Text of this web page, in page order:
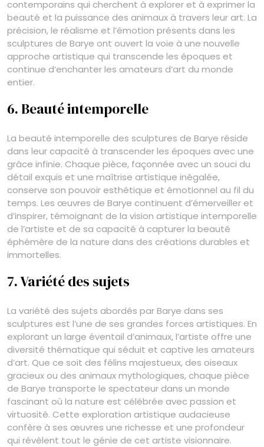
contemporains qui cherchent à explorer et à exprimer la
beauté et la puissance des animaux à travers leur art. La
précision, le réalisme et l’émotion présents dans les
sculptures de Barye ont ouvert la voie à une nouvelle
approche artistique qui transcende les époques et
continue d’enchanter les amateurs d’art du monde
entier.
6. Beauté intemporelle
La beauté intemporelle des sculptures de Barye réside
dans leur capacité à transcender les époques avec une
grâce infinie. Chaque pièce, façonnée avec un souci du
détail exquis et une maîtrise artistique inégalée,
conserve son pouvoir esthétique et émotionnel au fil du
temps. Les œuvres de Barye continuent d’émerveiller et
d’inspirer, témoignant de la vision artistique intemporelle
de l’artiste et de sa capacité à capturer la beauté
éphémère de la nature dans des créations durables et
immortelles.
7. Variété des sujets
La variété des sujets abordés par Barye dans ses
sculptures est l’une de ses grandes forces artistiques. En
explorant un large éventail d’animaux, l’artiste offre une
diversité thématique qui séduit et captive les amateurs
d’art. Que ce soit des félins majestueux, des oiseaux
gracieux ou des animaux mythologiques, chaque pièce
de Barye transporte le spectateur dans un monde
fascinant où la nature est célébrée avec passion et
virtuosité. Cette exploration artistique audacieuse
confère à ses œuvres une richesse et une profondeur
qui révèlent tout le génie de cet artiste visionnaire.